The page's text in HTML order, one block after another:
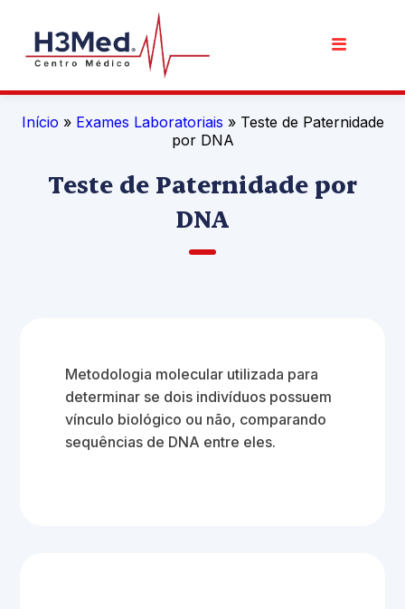
Início » Exames Laboratoriais » Teste de Paternidade
por DNA
Teste de Paternidade por
DNA
Metodologia molecular utilizada para
determinar se dois indivíduos possuem
vínculo biológico ou não, comparando
sequências de DNA entre eles.